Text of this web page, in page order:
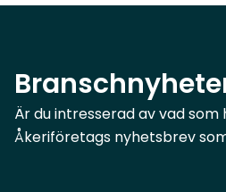
Är du intresserad av vad
Åkeriföretags nyhetsbrev